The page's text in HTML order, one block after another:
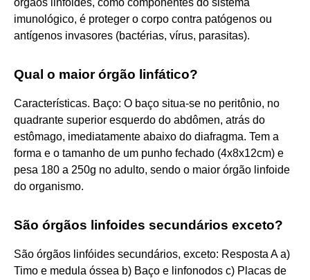
imunológico, é proteger o corpo contra patógenos ou
antígenos invasores (bactérias, vírus, parasitas).
Qual o maior órgão linfático?
Características. Baço: O baço situa-se no peritônio, no
quadrante superior esquerdo do abdômen, atrás do
estômago, imediatamente abaixo do diafragma. Tem a
forma e o tamanho de um punho fechado (4x8x12cm) e
pesa 180 a 250g no adulto, sendo o maior órgão linfoide
do organismo.
São órgãos linfoides secundários exceto?
São órgãos linfóides secundários, exceto: Resposta A a)
Timo e medula óssea b) Baço e linfonodos c) Placas de